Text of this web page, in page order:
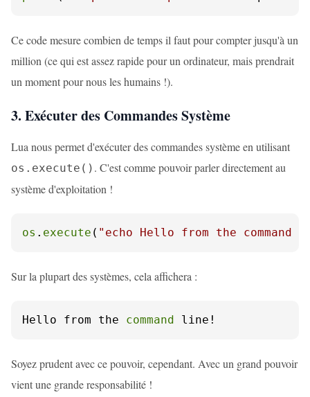
Ce code mesure combien de temps il faut pour compter jusqu'à un
million (ce qui est assez rapide pour un ordinateur, mais prendrait
un moment pour nous les humains !).
3. Exécuter des Commandes Système
Lua nous permet d'exécuter des commandes système en utilisant
os.execute() . C'est comme pouvoir parler directement au
système d'exploitation !
os . execute ( "echo Hello from the command
Sur la plupart des systèmes, cela affichera :
Hello from the command line!
Soyez prudent avec ce pouvoir, cependant. Avec un grand pouvoir
vient une grande responsabilité !